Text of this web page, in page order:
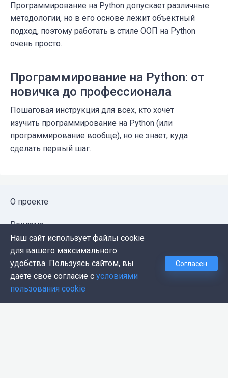
Программирование на Python допускает различные
методологии, но в его основе лежит объектный
подход, поэтому работать в стиле ООП на Python
очень просто.
Программирование на Python: от
новичка до профессионала
Пошаговая инструкция для всех, кто хочет
изучить программирование на Python (или
программирование вообще), но не знает, куда
сделать первый шаг.
О проекте
Реклама
Публичная оферта
Политика конфиденциальности
Контакты
Наш сайт использует файлы cookie
для вашего максимального
удобства. Пользуясь сайтом, вы
даете свое согласие с условиями
пользования cookie
Согласен